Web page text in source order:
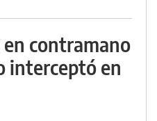
contramano
interceptó en